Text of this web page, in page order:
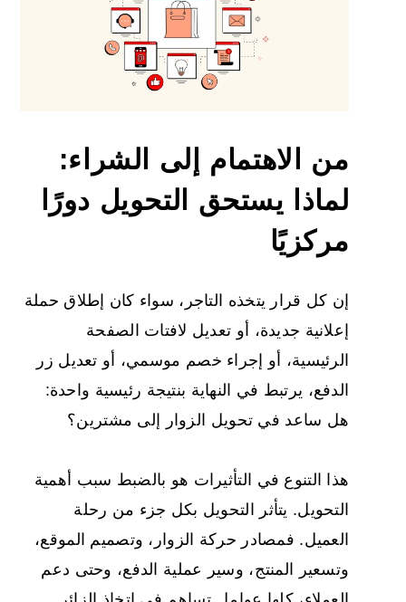
من الاهتمام إلى الشراء:
لماذا يستحق التحويل دورًا
مركزيًا
إن كل قرار يتخذه التاجر، سواء كان إطلاق حملة
إعلانية جديدة، أو تعديل لافتات الصفحة
الرئيسية، أو إجراء خصم موسمي، أو تعديل زر
الدفع، يرتبط في النهاية بنتيجة رئيسية واحدة:
هل ساعد في تحويل الزوار إلى مشترين؟
هذا التنوع في التأثيرات هو بالضبط سبب أهمية
التحويل. يتأثر التحويل بكل جزء من رحلة
العميل. فمصادر حركة الزوار، وتصميم الموقع،
وتسعير المنتج، وسير عملية الدفع، وحتى دعم